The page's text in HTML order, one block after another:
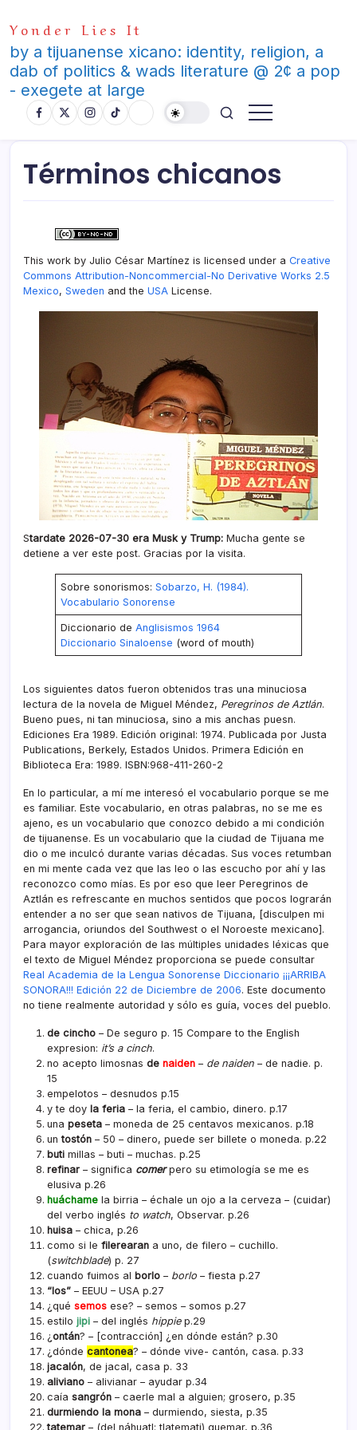
to
content
Yonder Lies It
by a tijuanense xicano: identity, religion, a
dab of politics & wads literature @ 2¢ a pop
- exegete at large
Términos chicanos
This work by Julio César Martí­nez is licensed under a Creative
Commons Attribution-Noncommercial-No Derivative Works 2.5
Mexico, Sweden and the USA License.
Stardate 2026-07-30 era Musk y Trump: Mucha gente se
detiene a ver este post. Gracias por la visita.
Sobre sonorismos:Sobarzo, H. (1984).
Vocabulario Sonorense
Diccionario deAnglisismos 1964
Diccionario Sinaloense (word of mouth)
Los siguientes datos fueron obtenidos tras una minuciosa
lectura de la novela de Miguel Méndez, Peregrinos de Aztlán.
Bueno pues, ni tan minuciosa, sino a mis anchas puesn.
Ediciones Era 1989. Edición original: 1974. Publicada por Justa
Publications, Berkely, Estados Unidos. Primera Edición en
Biblioteca Era: 1989. ISBN:968-411-260-2
En lo particular, a mí­ me interesó el vocabulario porque se me
es familiar. Este vocabulario, en otras palabras, no se me es
ajeno, es un vocabulario que conozco debido a mi condición
de tijuanense. Es un vocabulario que la ciudad de Tijuana me
dio o me inculcó durante varias décadas. Sus voces retumban
en mi mente cada vez que las leo o las escucho por ahí­ y las
reconozco como mí­as. Es por eso que leer Peregrinos de
Aztlán es refrescante en muchos sentidos que pocos lograrán
entender a no ser que sean nativos de Tijuana, [disculpen mi
arrogancia, oriundos del Southwest o el Noroeste mexicano].
Para mayor exploración de las múltiples unidades léxicas que
el texto de Miguel Méndez proporciona se puede consultar
Real Academia de la Lengua Sonorense Diccionario ¡¡¡ARRIBA
SONORA!!! Edición 22 de Diciembre de 2006. Este documento
no tiene realmente autoridad y sólo es guí­a, voces del pueblo.
de cincho – De seguro p. 15 Compare to the English
expresion: it’s a cinch.
no acepto limosnas de naiden – de naiden – de nadie. p.
15
empelotos – desnudos p.15
y te doy la feria – la feria, el cambio, dinero. p.17
una peseta – moneda de 25 centavos mexicanos. p.18
untostón – 50 – dinero, puede ser billete o moneda. p.22
buti millas – buti – muchas. p.25
refinar – significa comerpero su etimología se me es
elusiva p.26
huáchame la birria – échale un ojo a la cerveza – (cuidar)
del verbo inglés to watch, Observar. p.26
huisa – chica, p.26
como si le filerearan a uno, de filero – cuchillo.
(switchblade) p. 27
cuando fuimos al borlo – borlo – fiesta p.27
“los”  – EEUU – USA p.27
¿qué semos ese? – semos – somos p.27
estilo jipi – del inglés hippiep.29
¿ ontán? – [contracción] ¿en dónde están? p.30
¿dónde cantonea? – dónde vive- cantón, casa. p.33
jacalón, de jacal, casa p. 33
aliviano – alivianar – ayudar p.34
caí­a sangrón – caerle mal a alguien; grosero, p.35
durmiendo la mona – durmiendo, siesta, p.35
tatemar – (del náhuatl: tlatemati) quemar, p.36